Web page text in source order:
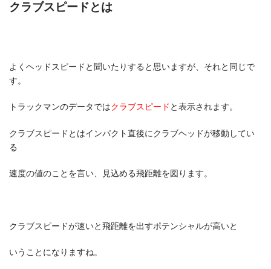
クラブスピードとは
よくヘッドスピードと聞いたりすると思いますが、それと同じで
す。
トラックマンのデータではクラブスピード と表示されます。
クラブスピードとはインパクト直後にクラブヘッドが移動してい
る
速度の値のことを言い、見込める飛距離を図ります。
クラブスピードが速いと飛距離を出すポテンシャルが高いと
いうことになりますね。